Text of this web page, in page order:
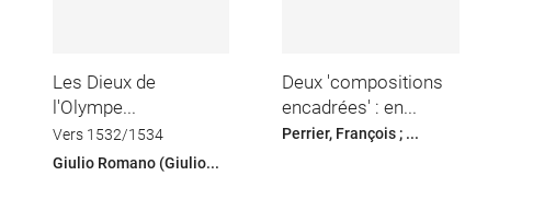
Les Dieux de
l'Olympe...
Vers 1532/1534
Giulio Romano (Giulio...
Deux 'compositions
encadrées' : en...
Perrier, François ; ...